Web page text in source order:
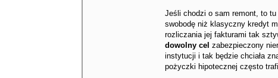
Jeśli chodzi o sam remont, to
swobodę niż klasyczny kredyt
rozliczania jej fakturami tak
dowolny cel zabezpieczony
instytucji i tak będzie chciała
pożyczki hipotecznej często